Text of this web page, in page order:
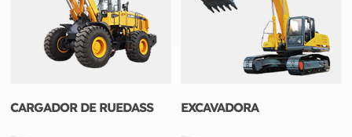
CARGADOR DE RUEDASS EXCAVADORA